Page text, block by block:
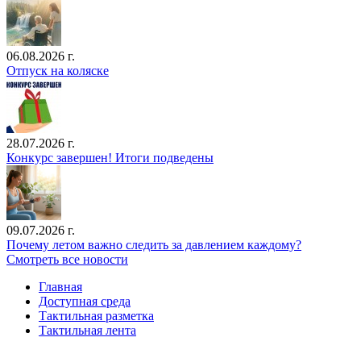
06.08.2026 г.
Отпуск на коляске
28.07.2026 г.
Конкурс завершен! Итоги подведены
09.07.2026 г.
Почему летом важно следить за давлением каждому?
Смотреть все новости
Главная
Доступная среда
Тактильная разметка
Тактильная лента